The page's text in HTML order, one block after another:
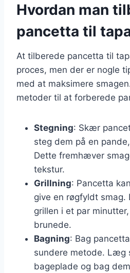
Hvordan man
pancetta til
At tilberede pancetta til
proces, men der er nogle
med at maksimere
metoder til at forberede
Stegning: Skær
steg dem på en
Dette fremhæver
tekstur.
Grillning: Pancetta
give en røgfyldt
grillen i et par
brunede.
Bagning: Bag
sundere metode. Læg
bageplade og bag